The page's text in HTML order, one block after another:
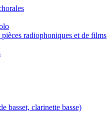
radiophoniques et de films
basset, clarinette basse)